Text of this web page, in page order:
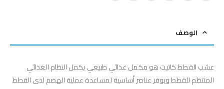
الوصف
عشب القطط كاتيت هو مكمل غذائي طبيعي يكمل النظام الغذائي
المنتظم للقطط ويوفر عناصر أساسية لمساعدة عملية الهضم لدى القطط